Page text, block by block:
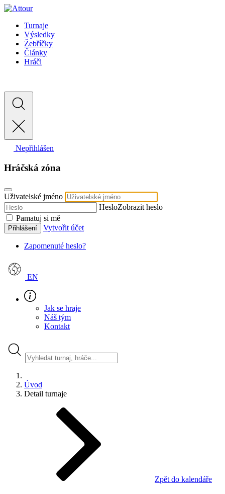
Turnaje
Výsledky
Žebříčky
Články
Hráči
Nepřihlášen
Hráčská zóna
Uživatelské jméno
HesloZobrazit heslo
Pamatuj si mě
Přihlášení Vytvořit účet
Zapomenuté heslo?
EN
Jak se hraje
Náš tým
Kontakt
Úvod
Detail turnaje
Zpět do kalendáře